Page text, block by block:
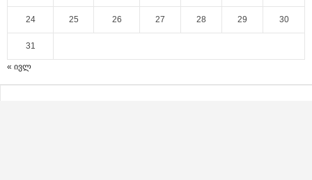
24 25 26 27 28 29 30
31
« ივლ